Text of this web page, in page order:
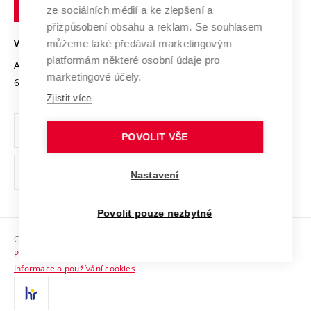
Open Science
Projekty
Projekty ze strukturálních fondů
Specifický výzkum
Mezinárodní dohody
Univerzitní sítě
Bezpečná univerzita
Vyznamenání
Organizační struktura
Ochrana osobních údajů
odkaz)
Sociální bezpečí
HR Award
Kontakty
Brně
VYSOKÉ UČENÍ TECHNICKÉ V BRNĚ
Antonínská 548/1
602 00 Brno
www.vut.cz
vut@vutbr.cz
Copyright © 2026 VUT
Prohlášení o přístupnosti
Informace o používání cookies
ze sociálních médií a ke zlepšení a
přizpůsobení obsahu a reklam. Se souhlasem
můžeme také předávat marketingovým
platformám některé osobní údaje pro
marketingové účely.
Zjistit více
POVOLIT VŠE
Nastavení
Povolit pouze nezbytné